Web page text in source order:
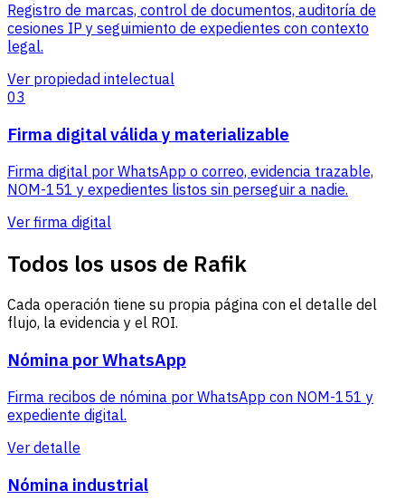
Registro de marcas, control de documentos, auditoría de
cesiones IP y seguimiento de expedientes con contexto
legal.
Ver propiedad intelectual
03
Firma digital válida y materializable
Firma digital por WhatsApp o correo, evidencia trazable,
NOM-151 y expedientes listos sin perseguir a nadie.
Ver firma digital
Todos los usos de Rafik
Cada operación tiene su propia página con el detalle del
flujo, la evidencia y el ROI.
Nómina por WhatsApp
Firma recibos de nómina por WhatsApp con NOM-151 y
expediente digital.
Ver detalle
Nómina industrial